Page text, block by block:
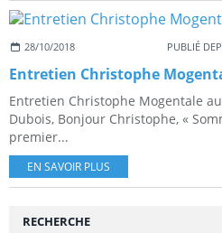
28/10/2018 PUBLIÉ
Entretien Christophe
Entretien Christophe Mogentale
Dubois, Bonjour Christophe, «
premier...
EN SAVOIR PLUS
RECHERCHE